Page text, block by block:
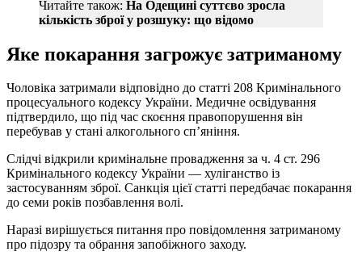
Читайте також: На Одещині суттєво зросла
кількість зброї у розшуку: що відомо
Яке покарання загрожує затриманому
Чоловіка затримали відповідно до статті 208 Кримінального
процесуального кодексу України. Медичне освідування
підтвердило, що під час скоєння правопорушення він
перебував у стані алкогольного сп’яніння.
Слідчі відкрили кримінальне провадження за ч. 4 ст. 296
Кримінального кодексу України — хуліганство із
застосуванням зброї. Санкція цієї статті передбачає покарання
до семи років позбавлення волі.
Наразі вирішується питання про повідомлення затриманому
про підозру та обрання запобіжного заходу.